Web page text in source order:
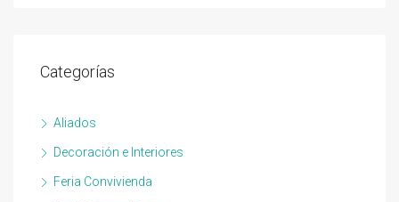
Categorías
Aliados
Decoración e Interiores
Feria Convivienda